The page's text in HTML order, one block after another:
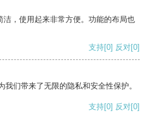
，使用起来非常方便。功能的布局也
支持[0] 反对[0]
们带来了无限的隐私和安全性保护。
支持[0] 反对[0]